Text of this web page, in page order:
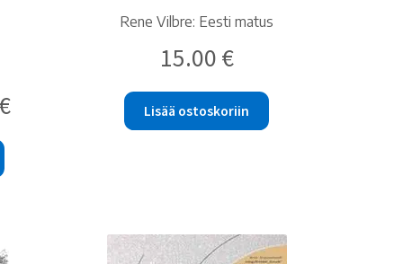
€hinta
Rene Vilbre: Eesti matus
15.00 €
Lisää ostoskoriin